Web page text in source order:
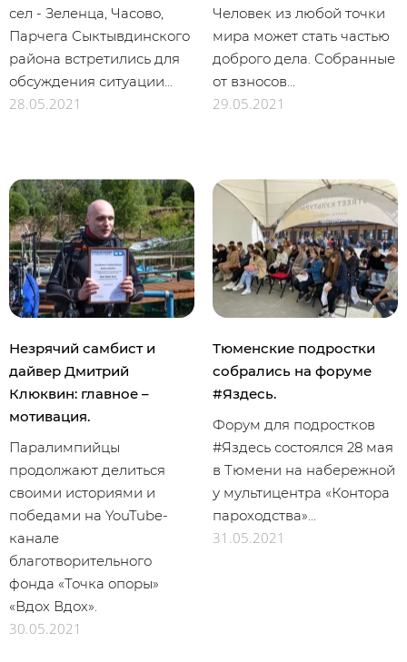
сел - Зеленца, Часово,
Парчега Сыктывдинского
района встретились для
обсуждения ситуации...
28.05.2021
Человек из любой точки
мира может стать частью
доброго дела. Собранные
от взносов...
29.05.2021
Незрячий самбист и
дайвер Дмитрий
Клюквин: главное –
мотивация.
Паралимпийцы
продолжают делиться
своими историями и
победами на YouTube-
канале
благотворительного
фонда «Точка опоры»
«Вдох Вдох».
30.05.2021
Тюменские подростки
собрались на форуме
#Яздесь.
Форум для подростков
#Яздесь состоялся 28 мая
в Тюмени на набережной
у мультицентра «Контора
пароходства»...
31.05.2021